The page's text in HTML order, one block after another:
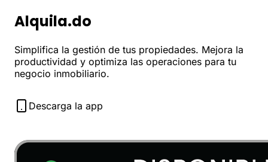
Alquila.do
Simplifica la gestión de tus propiedades. Mejora la
productividad y optimiza las operaciones para tu
negocio inmobiliario.
Descarga la app